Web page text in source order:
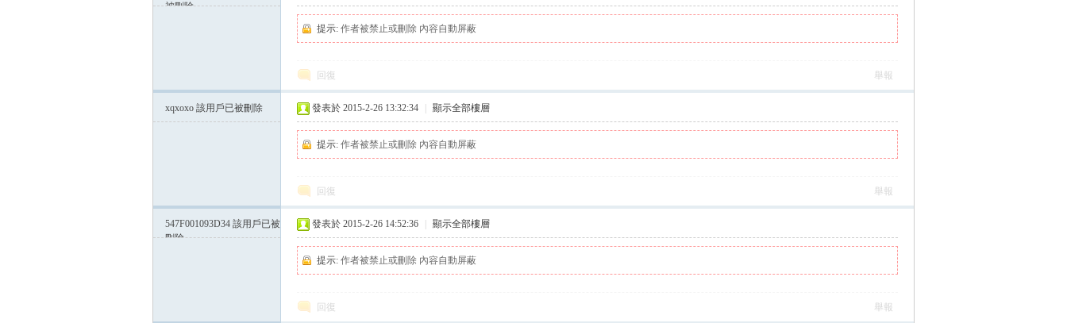
方
被刪除
提示: 作者被禁止或刪除 內容自動屏蔽
回復 舉報
xqxoxo 該用戶已被刪除 發表於 2015-2-26 13:32:34 顯示全部樓層
提示: 作者被禁止或刪除 內容自動屏蔽
回復 舉報
547F001093D34 該用戶已被
刪除
發表於 2015-2-26 14:52:36 顯示全部樓層
提示: 作者被禁止或刪除 內容自動屏蔽
回復 舉報